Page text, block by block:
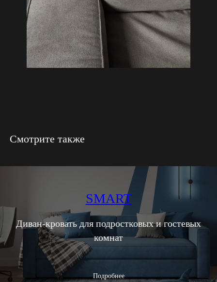
Смотрите также
SMART
Диван-кровать для подростковых и гостевых
комнат
Подробнее